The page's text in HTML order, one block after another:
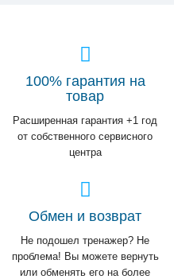
100% гарантия на
товар
Расширенная гарантия +1 год
от собственного сервисного
центра
Обмен и возврат
Не подошел тренажер? Не
проблема! Вы можете вернуть
или обменять его на более